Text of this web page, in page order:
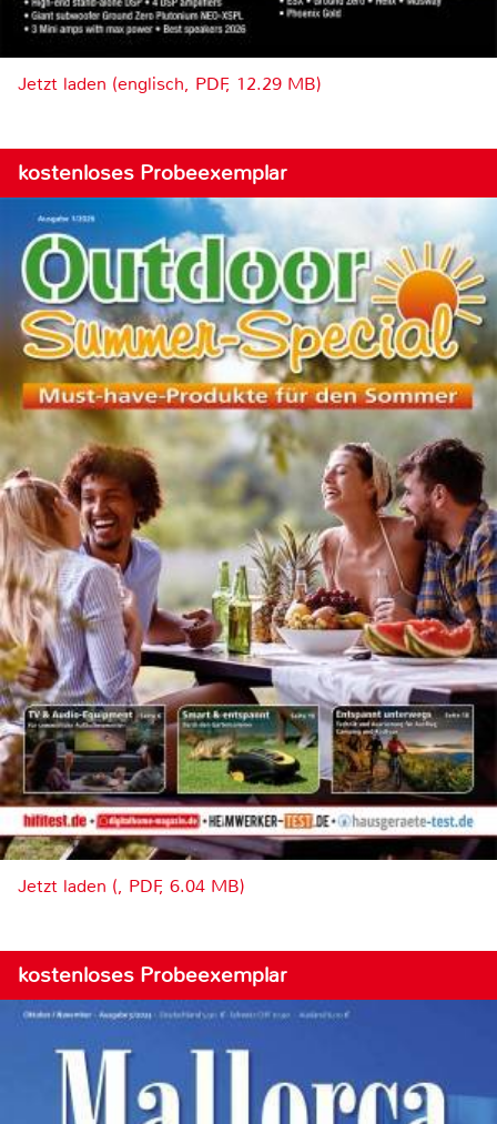
Jetzt laden (englisch, PDF, 12.29 MB)
kostenloses Probeexemplar
Jetzt laden (, PDF, 6.04 MB)
kostenloses Probeexemplar